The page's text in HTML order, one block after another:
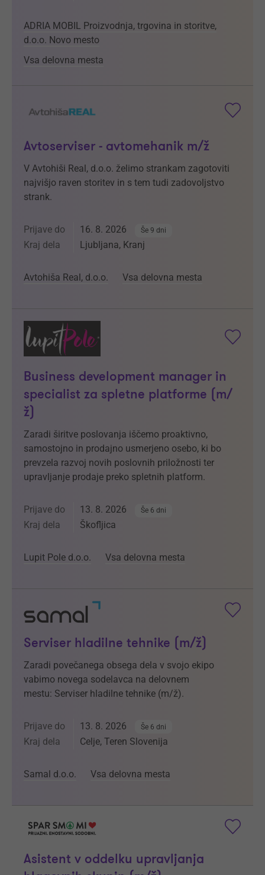
ADRIA MOBIL Proizvodnja, trgovina in storitve,
d.o.o. Novo mesto
Vsa delovna mesta
Avtoserviser - avtomehanik m/ž
V Avtohiši Real, d.o.o. želimo strankam zagotoviti
najvišjo raven storitev in s tem tudi zadovoljstvo
strank.
Prijave do 16. 8. 2026 Še 9 dni
Kraj dela Ljubljana, Kranj
Avtohiša Real, d.o.o. Vsa delovna mesta
Business development manager in
specialist za spletne platforme (m/
ž)
Zaradi širitve poslovanja iščemo proaktivno,
samostojno in prodajno usmerjeno osebo, ki bo
prevzela razvoj novih poslovnih priložnosti ter
upravljanje prodaje preko spletnih platform.
Prijave do 13. 8. 2026 Še 6 dni
Kraj dela Škofljica
Lupit Pole d.o.o. Vsa delovna mesta
Serviser hladilne tehnike (m/ž)
Zaradi povečanega obsega dela v svojo ekipo
vabimo novega sodelavca na delovnem
mestu: Serviser hladilne tehnike (m/ž).
Prijave do 13. 8. 2026 Še 6 dni
Kraj dela Celje, Teren Slovenija
Samal d.o.o. Vsa delovna mesta
Asistent v oddelku upravljanja